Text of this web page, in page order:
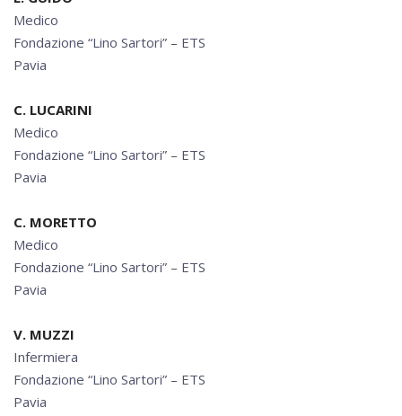
Medico
Fondazione “Lino Sartori” – ETS
Pavia
C. LUCARINI
Medico
Fondazione “Lino Sartori” – ETS
Pavia
C. MORETTO
Medico
Fondazione “Lino Sartori” – ETS
Pavia
V. MUZZI
Infermiera
Fondazione “Lino Sartori” – ETS
Pavia